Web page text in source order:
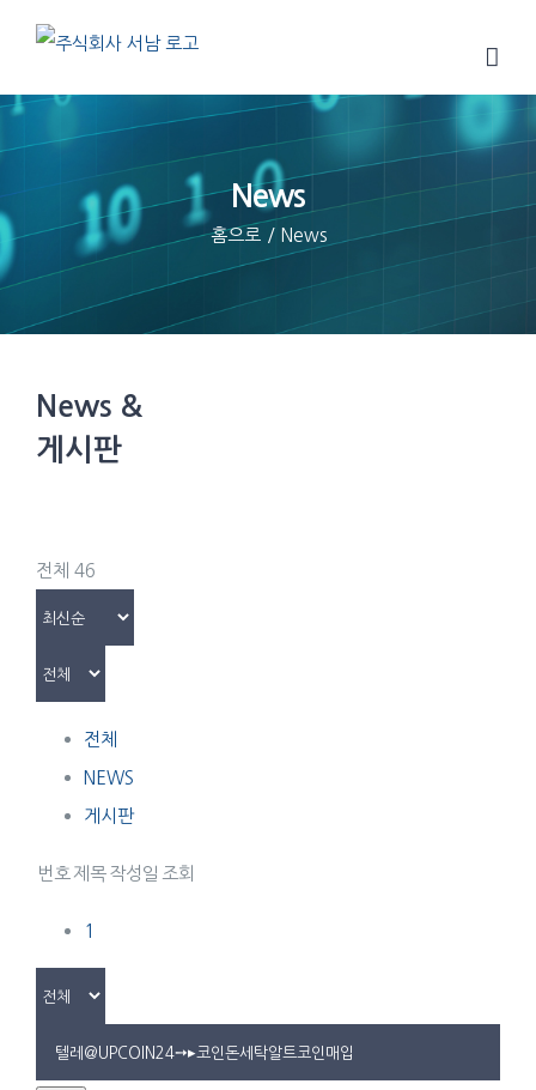
content
News
홈으로 / News
News &
게시판
전체 46
전체
NEWS
게시판
번호 제목작성일 조회
1